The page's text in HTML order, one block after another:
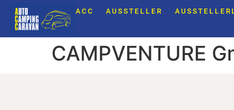
ACC AUSSTELLER
CAMPVENTURE